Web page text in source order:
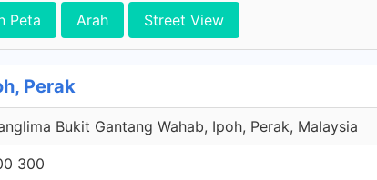
Peta Arah Street View
Perak
Bukit Gantang Wahab, Ipoh, Perak, Malaysia
300